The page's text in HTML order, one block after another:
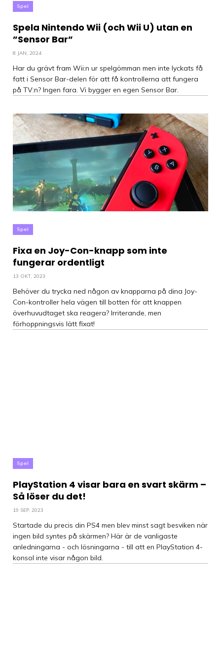
Spel
Spela Nintendo Wii (och Wii U) utan en
”Sensor Bar”
8 JAN, 2024
Har du grävt fram Wii:n ur spelgömman men inte lyckats få
fatt i Sensor Bar-delen för att få kontrollerna att fungera
på TV:n? Ingen fara. Vi bygger en egen Sensor Bar.
Spel
Fixa en Joy-Con-knapp som inte
fungerar ordentligt
13 OKT, 2023
Behöver du trycka ned någon av knapparna på dina Joy-
Con-kontroller hela vägen till botten för att knappen
överhuvudtaget ska reagera? Irriterande, men
förhoppningsvis lätt fixat!
Spel
PlayStation 4 visar bara en svart skärm –
Så löser du det!
19 SEP, 2023
Startade du precis din PS4 men blev minst sagt besviken när
ingen bild syntes på skärmen? Här är de vanligaste
anledningarna - och lösningarna - till att en PlayStation 4-
konsol inte visar någon bild.